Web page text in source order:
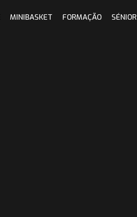
MINIBASKET FORMAÇÃO SÉNIOR